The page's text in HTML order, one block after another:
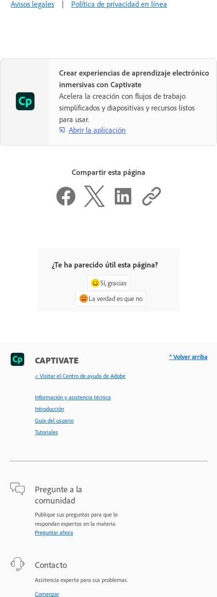
Avisos legales | Política de privacidad en línea
Crear experiencias de aprendizaje electrónico
inmersivas con Captivate
Acelera la creación con flujos de trabajo
simplificados y diapositivas y recursos listos
para usar.
Abrir la aplicación
Compartir esta página
¿Te ha parecido útil esta página?
Sí, gracias
La verdad es que no
CAPTIVATE
< Visitar el Centro de ayuda de Adobe
Información y asistencia técnica
Introducción
Guía del usuario
Tutoriales
Pregunte a la
comunidad
Publique sus preguntas para que le
respondan expertos en la materia.
Preguntar ahora
Contacto
Asistencia experta para sus problemas.
Comenzar
^ Volver arriba